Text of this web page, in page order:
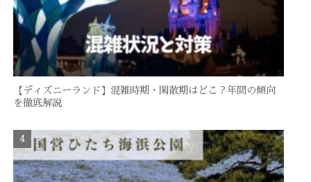
【ディズニーランド】混雑時期・閑散期はどこ？年間の傾向
を徹底解説